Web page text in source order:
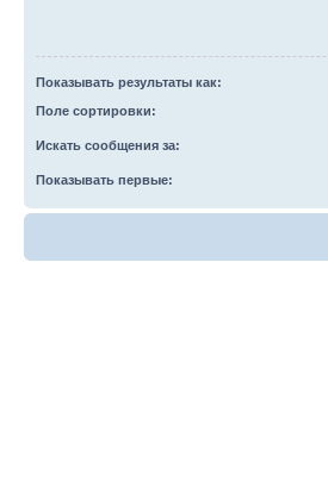
Показывать результаты как:
Поле сортировки:
Искать сообщения за:
Показывать первые: